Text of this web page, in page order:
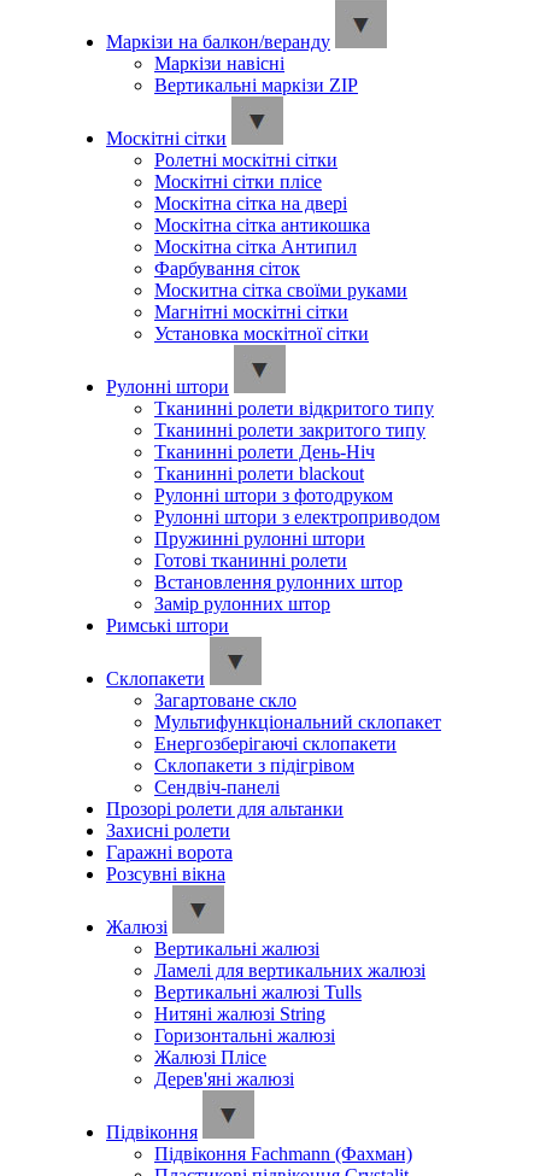
Маркізи на балкон/веранду
Маркізи навісні
Вертикальні маркізи ZIP
Москітні сітки
Ролетні москітні сітки
Москітні сітки плісе
Москітна сітка на двері
Москітна сітка антикошка
Москітна сітка Антипил
Фарбування сіток
Москитна сітка своїми руками
Магнітні москітні сітки
Установка москітної сітки
Рулонні штори
Тканинні ролети відкритого типу
Тканинні ролети закритого типу
Тканинні ролети День-Ніч
Тканинні ролети blackout
Рулонні штори з фотодруком
Рулонні штори з електроприводом
Пружинні рулонні штори
Готові тканинні ролети
Встановлення рулонних штор
Замір рулонних штор
Римські штори
Склопакети
Загартоване скло
Мультифункціональний склопакет
Енергозберігаючі склопакети
Склопакети з підігрівом
Сендвіч-панелі
Прозорі ролети для альтанки
Захисні ролети
Гаражні ворота
Розсувні вікна
Жалюзі
Вертикальні жалюзі
Ламелі для вертикальних жалюзі
Вертикальні жалюзі Tulls
Нитяні жалюзі String
Горизонтальні жалюзі
Жалюзі Плісе
Дерев'яні жалюзі
Підвіконня
Підвіконня Fachmann (Фахман)